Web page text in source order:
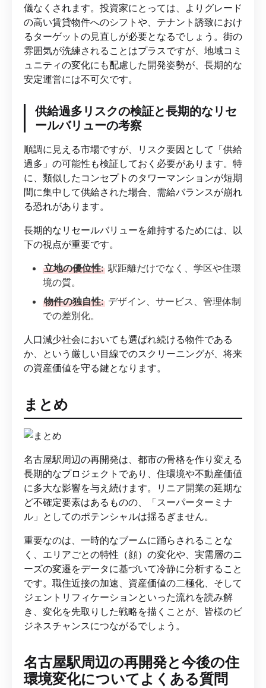
儀なくされます。投資家にとっては、よりグレード
の高い賃貸物件へのシフトや、テナント誘致におけ
るターゲットの見直しが必要となるでしょう。街の
雰囲気が洗練されることはプラスですが、地域コミ
ュニティの変化にも配慮した開発姿勢が、長期的な
安定運営には不可欠です。
供給過多リスクの検証と長期的なリセ
ールバリューの考察
順調に見える市場ですが、リスク要因として「供給
過多」の可能性も検証しておく必要があります。特
に、類似したコンセプトのタワーマンションが短期
間に集中して供給された場合、需給バランスが崩れ
る恐れがあります。
長期的なリセールバリューを維持するためには、以
下の視点が重要です。
立地の優位性: 駅距離だけでなく、学区や住環
境の質。
物件の独自性: デザイン、サービス、管理体制
での差別化。
人口減少社会においても選ばれ続ける物件である
か、という厳しい目線でのスクリーニングが、将来
の資産価値を守る鍵となります。
まとめ
名古屋駅周辺の再開発は、都市の骨格を作り変える
長期的なプロジェクトであり、住環境や不動産価値
に多大な影響を与え続けます。リニア開業の延期な
ど不確定要素はあるものの、「スーパーターミナ
ル」としてのポテンシャルは揺るぎません。
重要なのは、一時的なブームに踊らされることな
く、エリアごとの特性（顔）の変化や、実需層のニ
ーズの変遷をデータに基づいて冷静に分析すること
です。職住近接の加速、資産価値の二極化、そして
ジェントリフィケーションといった流れを読み解
き、変化を先取りした戦略を描くことが、皆様のビ
ジネスチャンスにつながるでしょう。
名古屋駅周辺の再開発と今後の住
環境変化についてよくある質問